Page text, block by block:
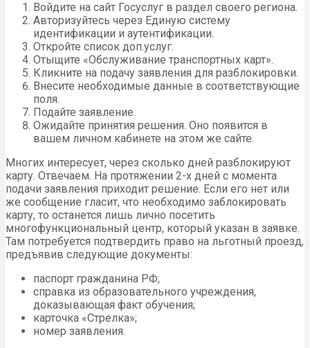
Войдите на сайт Госуслуг в раздел своего региона.
Авторизуйтесь через Единую систему
идентификации и аутентификации.
Откройте список доп.услуг.
Отыщите «Обслуживание транспортных карт».
Кликните на подачу заявления для разблокировки.
Внесите необходимые данные в соответствующие
поля.
Подайте заявление.
Ожидайте принятия решения. Оно появится в
вашем личном кабинете на этом же сайте.
Многих интересует, через сколько дней разблокируют
карту. Отвечаем. На протяжении 2-х дней с момента
подачи заявления приходит решение. Если его нет или
же сообщение гласит, что необходимо заблокировать
карту, то останется лишь лично посетить
многофункциональный центр, который указан в заявке.
Там потребуется подтвердить право на льготный проезд,
предъявив следующие документы:
паспорт гражданина РФ;
справка из образовательного учреждения,
доказывающая факт обучения;
карточка «Стрелка»;
номер заявления.